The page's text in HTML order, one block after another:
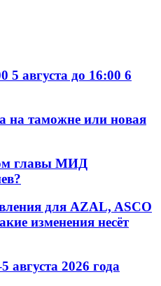
5 августа до 16:00 6
на таможне или новая
главы МИД
для AZAL, ASCO
изменения несёт
августа 2026 года